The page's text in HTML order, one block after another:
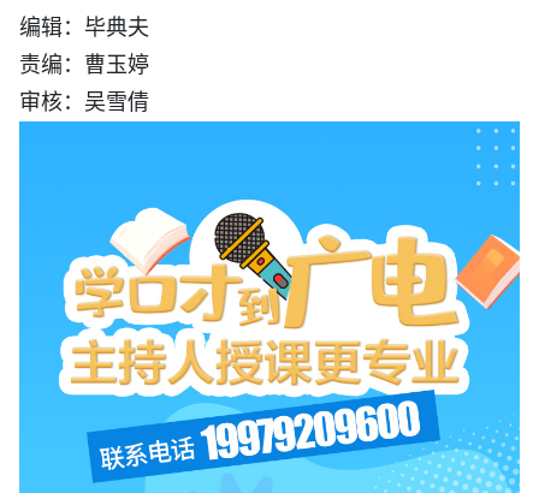
编辑：毕典夫
责编：曹玉婷
审核：吴雪倩